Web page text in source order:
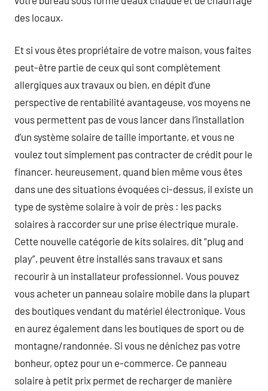
des locaux.
Et si vous êtes propriétaire de votre maison, vous faites
peut-être partie de ceux qui sont complètement
allergiques aux travaux ou bien, en dépit d’une
perspective de rentabilité avantageuse, vos moyens ne
vous permettent pas de vous lancer dans l’installation
d’un système solaire de taille importante, et vous ne
voulez tout simplement pas contracter de crédit pour le
financer. heureusement, quand bien même vous êtes
dans une des situations évoquées ci-dessus, il existe un
type de système solaire à voir de près : les packs
solaires à raccorder sur une prise électrique murale.
Cette nouvelle catégorie de kits solaires, dit “plug and
play”, peuvent être installés sans travaux et sans
recourir à un installateur professionnel. Vous pouvez
vous acheter un panneau solaire mobile dans la plupart
des boutiques vendant du matériel électronique. Vous
en aurez également dans les boutiques de sport ou de
montagne/randonnée. Si vous ne dénichez pas votre
bonheur, optez pour un e-commerce. Ce panneau
solaire à petit prix permet de recharger de manière